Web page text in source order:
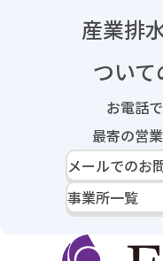
産業排
つい
お電話
最寄の営
メールでのお
事業所一覧